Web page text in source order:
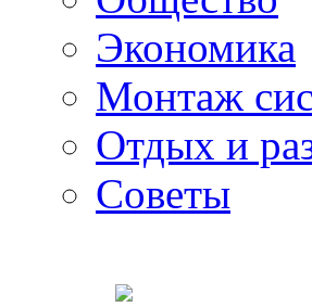
Экономика
Монтаж
Отдых и
Советы